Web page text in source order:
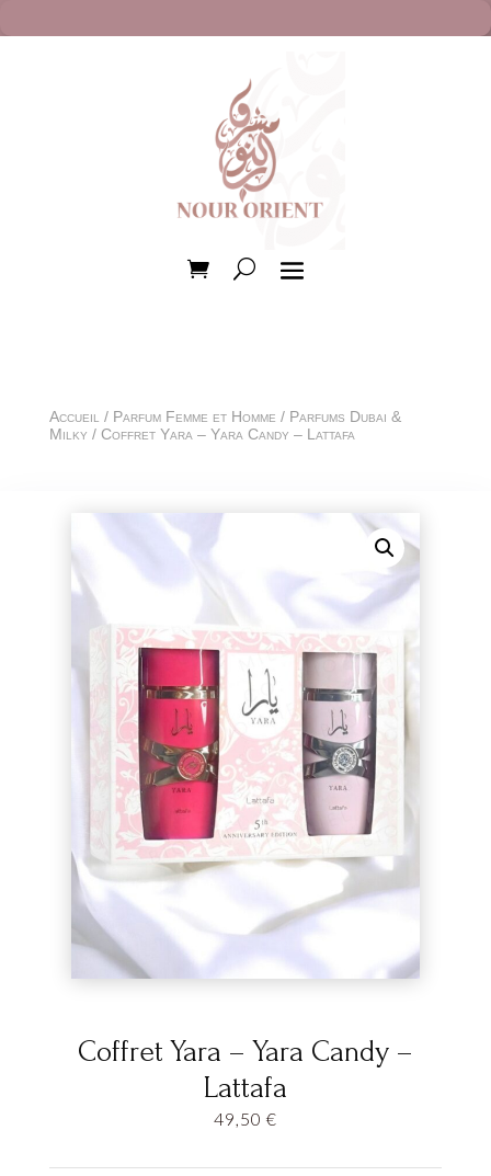
Accueil / Parfum Femme et Homme / Parfums Dubai &
Milky / Coffret Yara – Yara Candy – Lattafa
Coffret Yara – Yara Candy –
Lattafa
49,50 €